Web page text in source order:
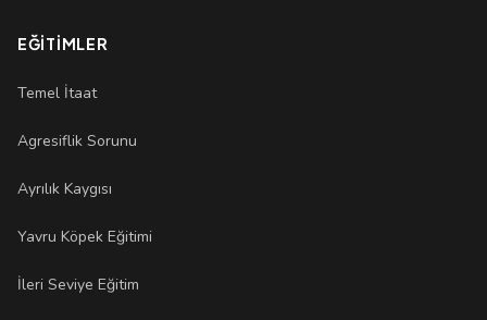
EĞITIMLER
Temel İtaat
Agresiflik Sorunu
Ayrılık Kaygısı
Yavru Köpek Eğitimi
İleri Seviye Eğitim